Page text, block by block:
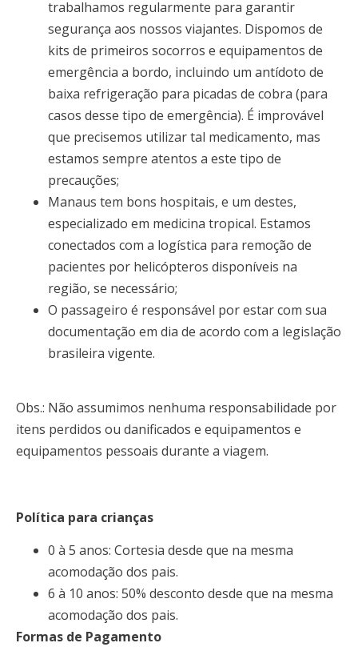
trabalhamos regularmente para garantir
segurança aos nossos viajantes. Dispomos de
kits de primeiros socorros e equipamentos de
emergência a bordo, incluindo um antídoto de
baixa refrigeração para picadas de cobra (para
casos desse tipo de emergência). É improvável
que precisemos utilizar tal medicamento, mas
estamos sempre atentos a este tipo de
precauções;
Manaus tem bons hospitais, e um destes,
especializado em medicina tropical. Estamos
conectados com a logística para remoção de
pacientes por helicópteros disponíveis na
região, se necessário;
O passageiro é responsável por estar com sua
documentação em dia de acordo com a legislação
brasileira vigente.
Obs.: Não assumimos nenhuma responsabilidade por
itens perdidos ou danificados e equipamentos e
equipamentos pessoais durante a viagem.
Política para crianças
0 à 5 anos: Cortesia desde que na mesma
acomodação dos pais.
6 à 10 anos: 50% desconto desde que na mesma
acomodação dos pais.
Formas de Pagamento